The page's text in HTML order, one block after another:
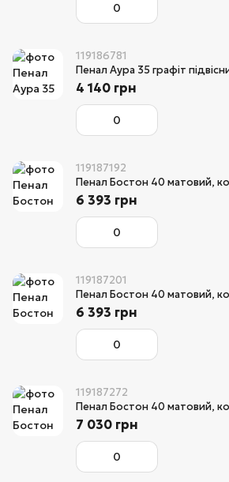
119186781
Пенал Аура 35 графіт
4 140 грн
119187192
Пенал Бостон 40 матовий,
6 393 грн
119187201
Пенал Бостон 40 матовий,
6 393 грн
119187272
Пенал Бостон 40 матовий,
7 030 грн